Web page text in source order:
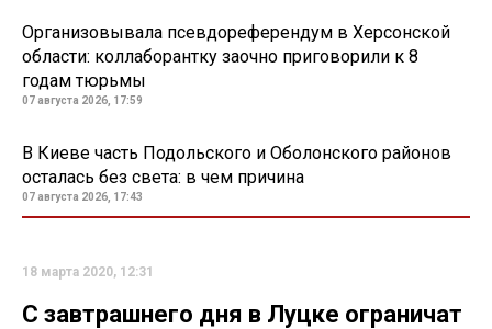
Организовывала псевдореферендум в Херсонской
области: коллаборантку заочно приговорили к 8
годам тюрьмы
07 августа 2026, 17:59
В Киеве часть Подольского и Оболонского районов
осталась без света: в чем причина
07 августа 2026, 17:43
18 марта 2020, 12:31
С завтрашнего дня в Луцке ограничат